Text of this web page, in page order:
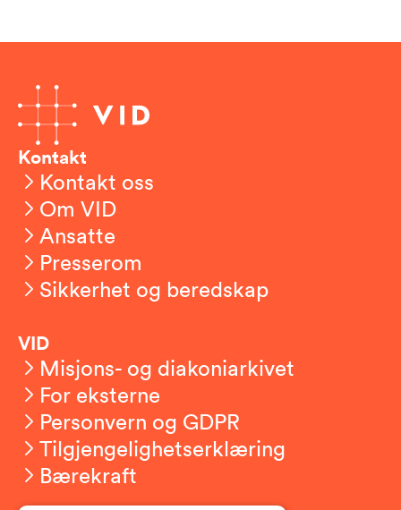
Kontakt
Kontakt oss
Om VID
Ansatte
Presserom
Sikkerhet og beredskap
VID
Misjons- og diakoniarkivet
For eksterne
Personvern og GDPR
Tilgjengelighetserklæring
Bærekraft